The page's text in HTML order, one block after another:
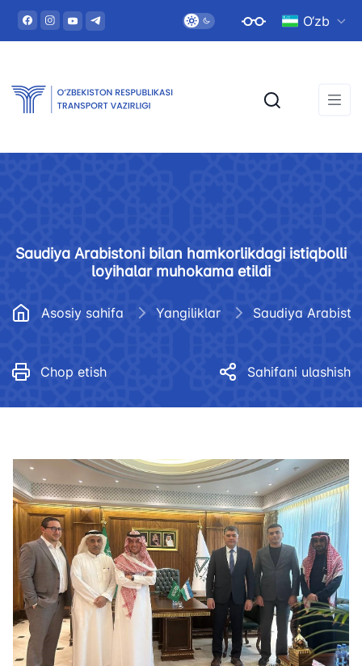
O‘zb
Saudiya Arabistoni bilan hamkorlikdagi istiqbolli
loyihalar muhokama etildi
Asosiy sahifa Yangiliklar
Chop etish Sahifani ulashish